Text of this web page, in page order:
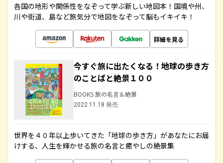
各国の地形や関係性をなぞって学ぶ新しい地図本！国境や州、
川や街道、島など旅気分で地図をなぞって脳もイキイキ！
詳細を見る
今すぐ旅に出たくなる！地球の歩き方
のことばと絶景１００
BOOKS 旅の名言＆絶景
2022.11.18 発売
世界を４０年以上歩いてきた「地球の歩き方」があなたにお届
けする、人生を輝かせる旅の名言と癒やしの絶景集